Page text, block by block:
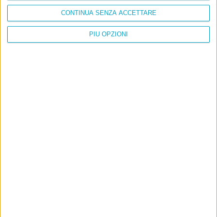
PIÙ OPZIONI
CONTINUA SENZA ACCETTARE
Info